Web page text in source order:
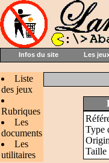
Infos du site Les
Liste
des jeux
Rubriques
Les
documents
Les
utilitaires
Type
Taille